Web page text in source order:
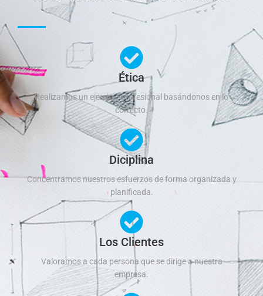
Ética
Realizamos un ejercicio profesional basándonos en lo
correcto.
Diciplina
Concentramos nuestros esfuerzos de forma organizada y
planificada.
Los Clientes
Valoramos a cada persona que se dirige a nuestra
empresa.